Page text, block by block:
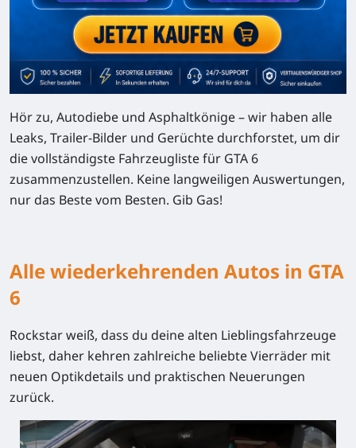
Hör zu, Autodiebe und Asphaltkönige – wir haben alle
Leaks, Trailer-Bilder und Gerüchte durchforstet, um dir
die vollständigste Fahrzeugliste für GTA 6
zusammenzustellen. Keine langweiligen Auswertungen,
nur das Beste vom Besten. Gib Gas!
Alle wiederkehrenden Autos in GTA
6
Rockstar weiß, dass du deine alten Lieblingsfahrzeuge
liebst, daher kehren zahlreiche beliebte Vierräder mit
neuen Optikdetails und praktischen Neuerungen
zurück.